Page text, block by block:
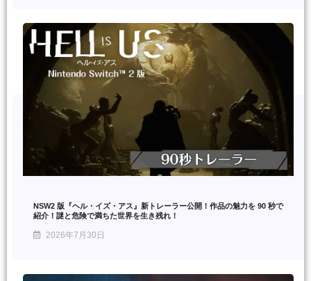
NSW2 版『ヘル・イズ・アス』新トレーラー公開！作品の魅力を 90 秒で
紹介！謎と危険で満ちた世界を生き残れ！
2026年7月30日